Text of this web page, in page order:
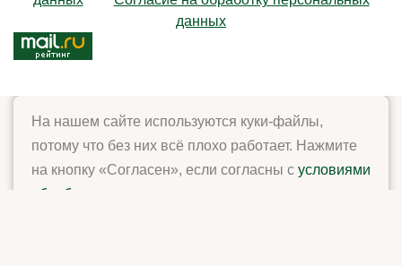
данных
На нашем сайте используются куки-файлы,
потому что без них всё плохо работает. Нажмите
на кнопку «Согласен», если согласны с условиями
обработки куки и данных